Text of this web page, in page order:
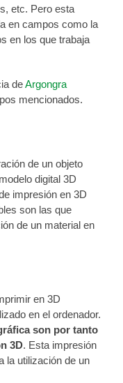
etc. Pero esta
en campos como la
en los que trabaja
deArgongra
mencionados.
de un objeto
digital 3D
impresión en 3D
son las que
de un material en
en 3D
en el ordenador.
son por tanto
3D. Esta impresión
la utilización de un